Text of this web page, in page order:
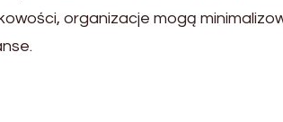
organizacje mogą